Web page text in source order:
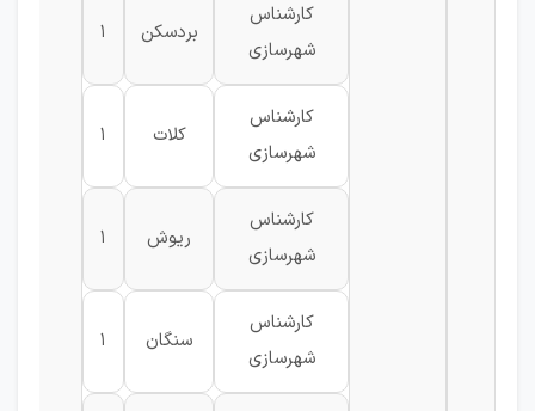
کارشناس
شهرسازی
بردسکن 1
کارشناس
شهرسازی
کلات 1
کارشناس
شهرسازی
ریوش 1
کارشناس
شهرسازی
سنگان 1